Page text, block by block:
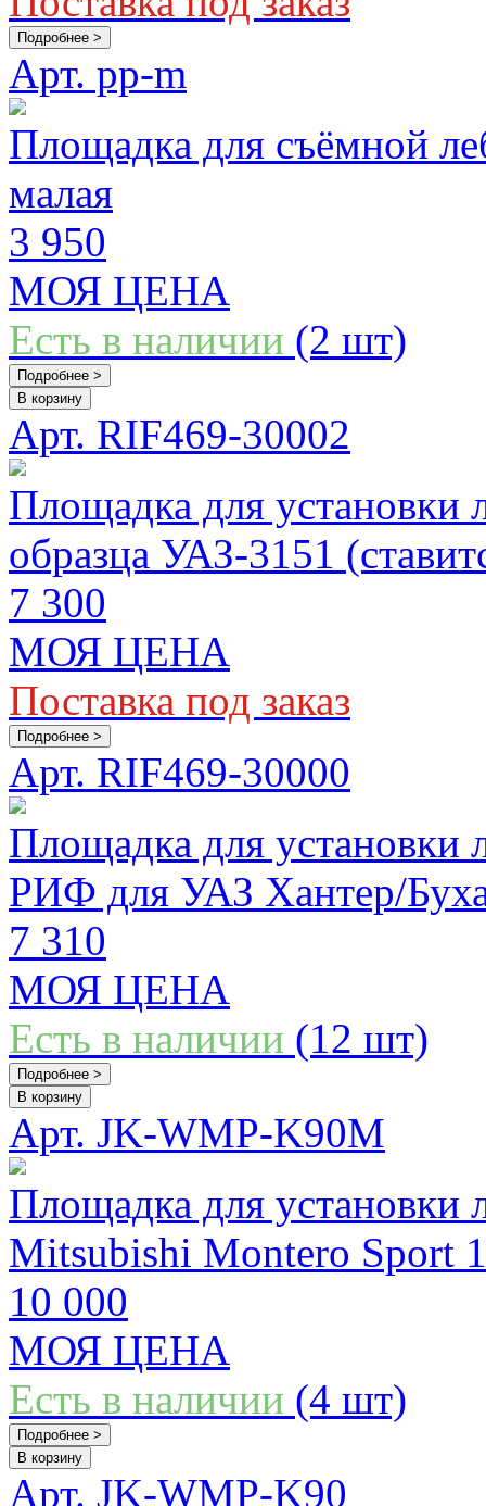
Подробнее >
Арт. pp-m
Площадка для съёмной
малая
3 950
МОЯ ЦЕНА
Есть в наличии (2 шт)
Подробнее >
В корзину
Арт. RIF469-30002
Площадка для установки
образца УАЗ-3151
7 300
МОЯ ЦЕНА
Поставка под заказ
Подробнее >
Арт. RIF469-30000
Площадка для установки
РИФ для УАЗ Хантер/
7 310
МОЯ ЦЕНА
Есть в наличии (12 шт)
Подробнее >
В корзину
Арт. JK-WMP-K90M
Площадка для установки
Mitsubishi Montero Sport
10 000
МОЯ ЦЕНА
Есть в наличии (4 шт)
Подробнее >
В корзину
Арт. JK-WMP-K90